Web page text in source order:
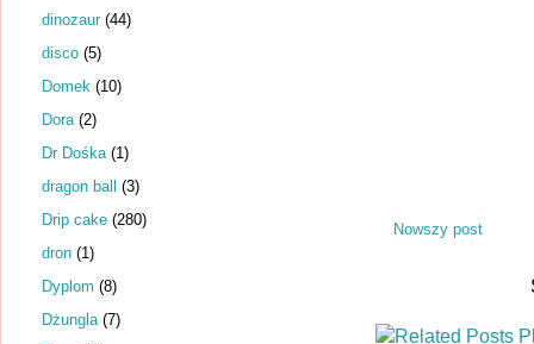
Nowszy post
dinozaur (44)
disco (5)
Domek (10)
Dora (2)
Dr Dośka (1)
dragon ball (3)
Drip cake (280)
dron (1)
Dyplom (8)
Dżungla (7)